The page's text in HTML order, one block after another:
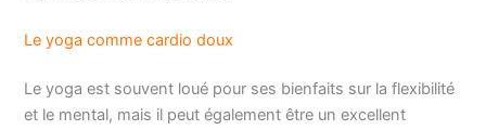
Le yoga comme cardio doux
Le yoga est souvent loué pour ses bienfaits sur la flexibilité
et le mental, mais il peut également être un excellent